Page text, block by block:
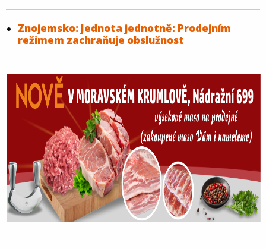
Znojemsko: Jednota jednotně: Prodejním
režimem zachraňuje obslužnost